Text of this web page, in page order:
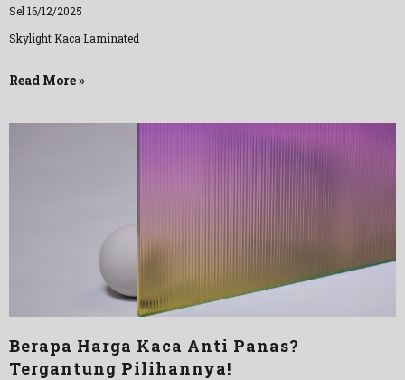
Sel 16/12/2025
Skylight Kaca Laminated
Read More »
Berapa Harga Kaca Anti Panas?
Tergantung Pilihannya!